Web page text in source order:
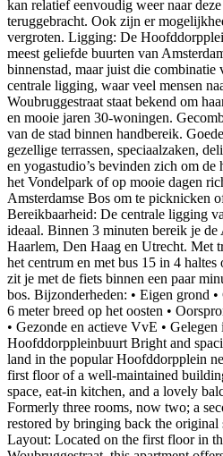
kan relatief eenvoudig weer naar
teruggebracht. Ook zijn er
vergroten. Ligging: De
meest geliefde buurten van
binnenstad, maar juist die combinatie
centrale ligging, waar veel mensen
Woubruggestraat staat bekend om
en mooie jaren 30-woningen.
van de stad binnen handbereik.
gezellige terrassen, speciaalzaken,
en yogastudio’s bevinden zich om
het Vondelpark of op mooie dagen
Amsterdamse Bos om te picknicken
Bereikbaarheid: De centrale ligging
ideaal. Binnen 3 minuten bereik je
Haarlem, Den Haag en Utrecht. Met
het centrum en met bus 15 in 4
zit je met de fiets binnen een paar
bos. Bijzonderheden: • Eigen grond
6 meter breed op het oosten •
• Gezonde en actieve VvE •
Hoofddorppleinbuurt Bright and
land in the popular Hoofddorpplein
first floor of a well-maintained
space, eat-in kitchen, and a lovely
Formerly three rooms, now two; a
restored by bringing back the original
Layout: Located on the first floor in